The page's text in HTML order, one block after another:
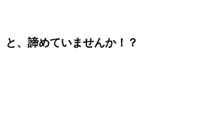
と、諦めていませんか！？